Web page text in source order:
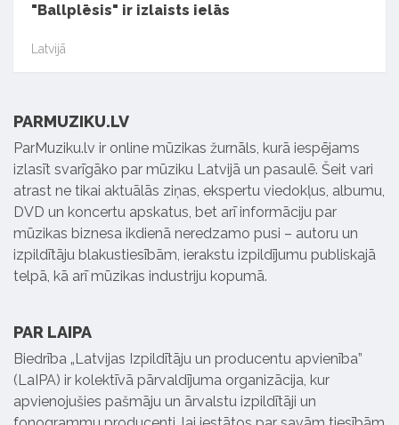
"Ballplēsis" ir izlaists ielās
Latvijā
PARMUZIKU.LV
ParMuziku.lv ir online mūzikas žurnāls, kurā iespējams
izlasīt svarīgāko par mūziku Latvijā un pasaulē. Šeit vari
atrast ne tikai aktuālās ziņas, ekspertu viedokļus, albumu,
DVD un koncertu apskatus, bet arī informāciju par
mūzikas biznesa ikdienā neredzamo pusi – autoru un
izpildītāju blakustiesībām, ierakstu izpildījumu publiskajā
telpā, kā arī mūzikas industriju kopumā.
PAR LAIPA
Biedrība „Latvijas Izpildītāju un producentu apvienība”
(LaIPA) ir kolektīvā pārvaldījuma organizācija, kur
apvienojušies pašmāju un ārvalstu izpildītāji un